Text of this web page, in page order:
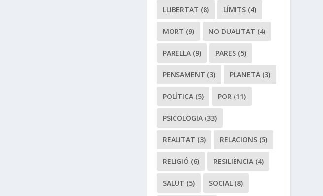
LLIBERTAT (8) LÍMITS (4)
MORT (9) NO DUALITAT (4)
PARELLA (9) PARES (5)
PENSAMENT (3) PLANETA (3)
POLÍTICA (5) POR (11)
PSICOLOGIA (33)
REALITAT (3) RELACIONS (5)
RELIGIÓ (6) RESILIÈNCIA (4)
SALUT (5) SOCIAL (8)